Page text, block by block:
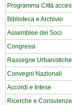
Programma Città
Biblioteca e Archivio
Assemblee dei Soci
Congressi
Rassegne
Convegni Nazionali
Accordi e Intese
Ricerche e Consulenze